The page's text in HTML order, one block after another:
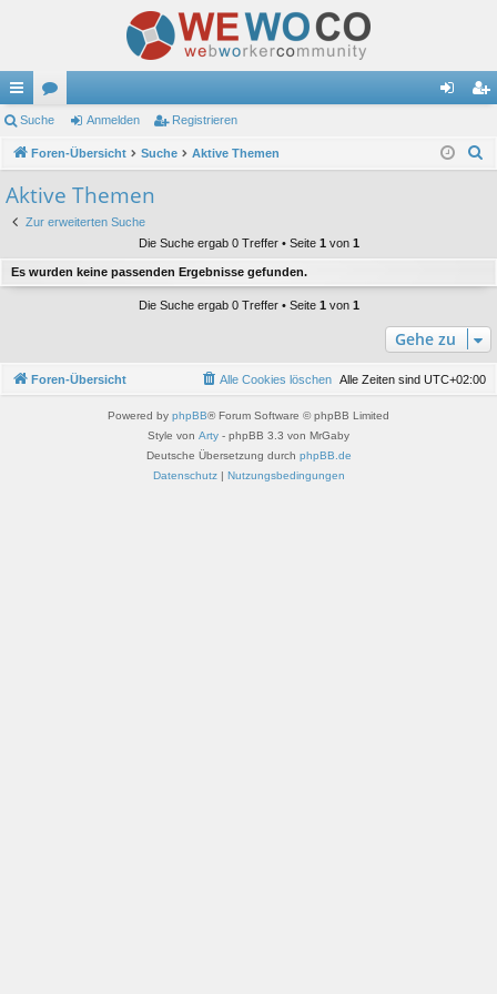
ch
ne
llz
ug
or
en m ist
Suche Anmelden Registrieren
Foren-Übersicht Suche Aktive Themen
Aktive Themen
Zur erweiterten Suche
Die Suche ergab 0 Treffer • Seite 1 von 1
Es wurden keine passenden Ergebnisse gefunden.
Die Suche ergab 0 Treffer • Seite 1 von 1
Gehe zu
Foren-Übersicht Alle Zeiten sind UTC+02:00
Alle Cookies löschen
Powered by phpBB® Forum Software © phpBB Limited
Style von Arty - phpBB 3.3 von MrGaby
Deutsche Übersetzung durch phpBB.de
Datenschutz| Nutzungsbedingungen